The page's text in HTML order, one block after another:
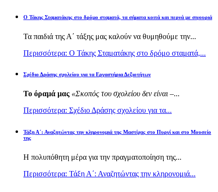
Ο Τάκης Σταματάκης στο δρόμο σταματά, τα σήματα κοιτά και περνά με σιγουριά
Τα παιδιά της Α΄ τάξης μας καλούν να θυμηθούμε την...
Περισσότερα: Ο Τάκης Σταματάκης στο δρόμο σταματά,...
Σχέδιο Δράσης σχολείου για τα Εργαστήρια Δεξιοτήτων
Το όραμά μας «Σκοπός του σχολείου δεν είναι –...
Περισσότερα: Σχέδιο Δράσης σχολείου για τα...
Τάξη Α΄: Αναζητώντας την κληρονομιά της Μαστίχας στο Πυργί και στο Μουσείο
της
Η πολυπόθητη μέρα για την πραγματοποίηση της...
Περισσότερα: Τάξη Α΄: Αναζητώντας την κληρονομιά...